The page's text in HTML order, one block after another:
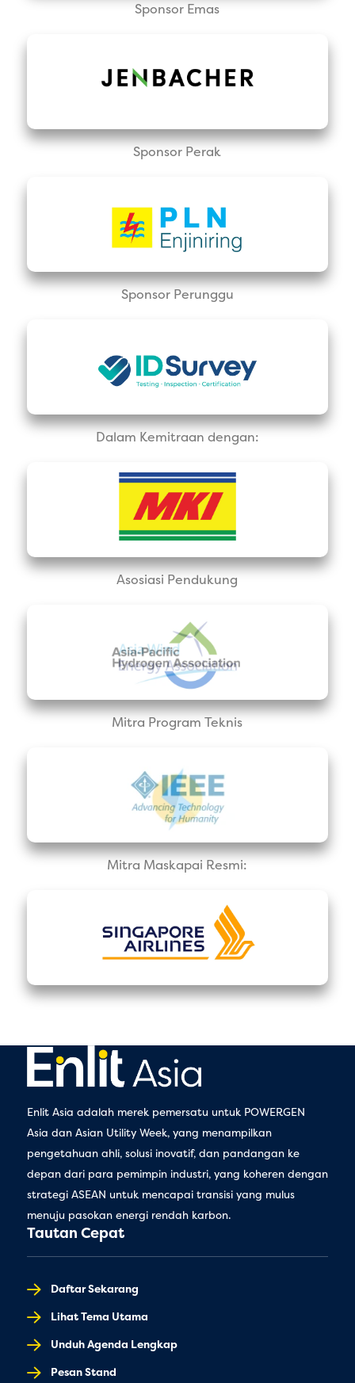
Sponsor Emas
Sponsor Perak
Sponsor Perunggu
Dalam Kemitraan dengan:
Asosiasi Pendukung
Mitra Program Teknis
Mitra Maskapai Resmi:
Enlit Asia adalah merek pemersatu untuk POWERGEN
Asia dan Asian Utility Week, yang menampilkan
pengetahuan ahli, solusi inovatif, dan pandangan ke
depan dari para pemimpin industri, yang koheren dengan
strategi ASEAN untuk mencapai transisi yang mulus
menuju pasokan energi rendah karbon.
Tautan Cepat
Daftar Sekarang
Lihat Tema Utama
Unduh Agenda Lengkap
Pesan Stand